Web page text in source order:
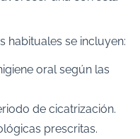
habituales se incluyen:
oral según las
de cicatrización.
prescritas.